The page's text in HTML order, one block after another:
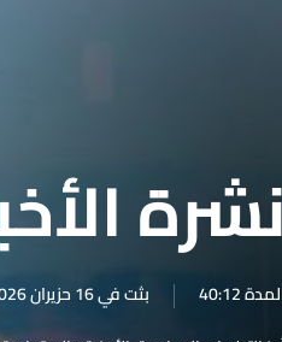
نشرة
40:12 بثت في 16 حزيران 2026